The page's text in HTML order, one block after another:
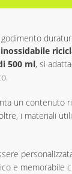
500 ml, si
un contenuto
i materiali
e memorabile